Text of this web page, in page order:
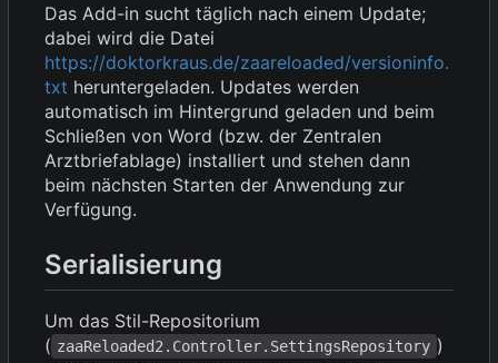
Das Add-in sucht täglich nach einem Update;
dabei wird die Datei
https://doktorkraus.de/zaareloaded/versioninfo.
txt heruntergeladen. Updates werden
automatisch im Hintergrund geladen und beim
Schließen von Word (bzw. der Zentralen
Arztbriefablage) installiert und stehen dann
beim nächsten Starten der Anwendung zur
Verfügung.
Serialisierung
Um das Stil-Repositorium
( zaaReloaded2.Controller.SettingsRepository )